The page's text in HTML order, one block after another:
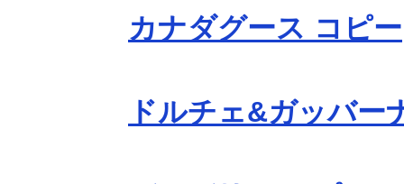
カナダグース コピー
ドルチェ&ガッバー